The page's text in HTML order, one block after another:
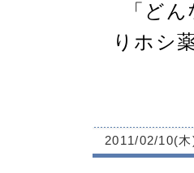
「ど
りホシ
2011/02/10(